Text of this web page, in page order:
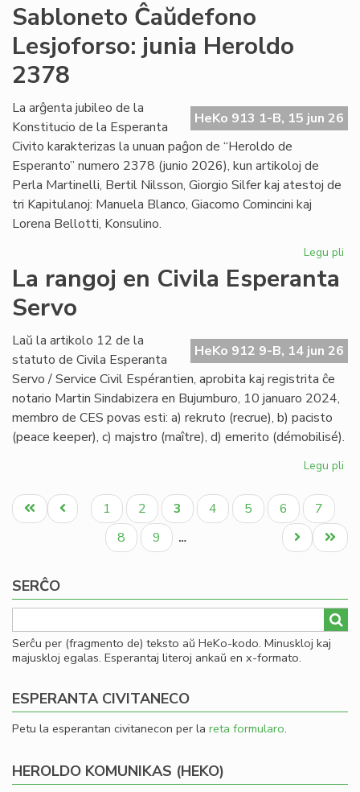
en
Sabloneto Ĉaŭdefono
Lesjoforso: junia Heroldo
2378
HeKo 913 1-B, 15 jun 26
La arĝenta jubileo de la
Konstitucio de la Esperanta
Civito karakterizas la unuan paĝon de “Heroldo de
Esperanto” numero 2378 (junio 2026), kun artikoloj de
Perla Martinelli, Bertil Nilsson, Giorgio Silfer kaj atestoj de
tri Kapitulanoj: Manuela Blanco, Giacomo Comincini kaj
Lorena Bellotti, Konsulino.
Legu pli
La rangoj en Civila Esperanta
Servo
HeKo 912 9-B, 14 jun 26
Laŭ la artikolo 12 de la
statuto de Civila Esperanta
Servo / Service Civil Espérantien, aprobita kaj registrita ĉe
notario Martin Sindabizera en Bujumburo, 10 januaro 2024,
membro de CES povas esti: a) rekruto (recrue), b) pacisto
(peace keeper), c) majstro (maître), d) emerito (démobilisé).
Legu pli
Pagination
Unua
paĝo
Antaŭa
paĝo
Paĝo
1 Paĝo
2
Aktuala
paĝo
3 Paĝo
4 Paĝo
5 Paĝo
6 Paĝo
7
Paĝo
8 Paĝo
9 …
Last
page
Next
page
SERĈO
Serĉu per (fragmento de) teksto aŭ HeKo-kodo. Minuskloj kaj
majuskloj egalas. Esperantaj literoj ankaŭ en x-formato.
ESPERANTA CIVITANECO
Petu la esperantan civitanecon per la reta formularo.
HEROLDO KOMUNIKAS (HEKO)